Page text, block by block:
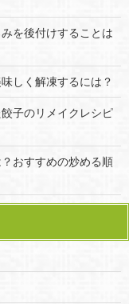
を後付けすることは
しく解凍するには？
子のリメイクレシピ
おすすめの炒める順